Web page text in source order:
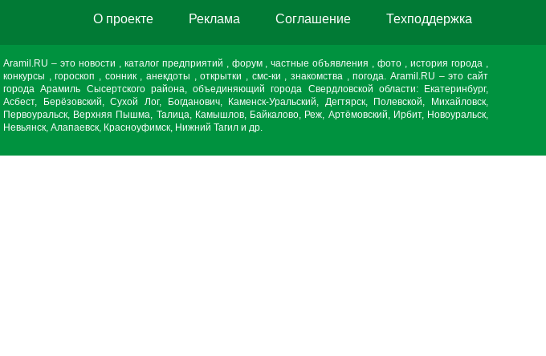
О проекте Реклама Cоглашение Техподдержка
Aramil.RU – это новости , каталог предприятий , форум , частные объявления , фото , история города ,
конкурсы , гороскоп , сонник , анекдоты , открытки , смс-ки , знакомства , погода. Aramil.RU – это сайт
города Арамиль Сысертского района, объединяющий города Свердловской области: Екатеринбург,
Асбест, Берёзовский, Сухой Лог, Богданович, Каменск-Уральский, Дегтярск, Полевской, Михайловск,
Первоуральск, Верхняя Пышма, Талица, Камышлов, Байкалово, Реж, Артёмовский, Ирбит, Новоуральск,
Невьянск, Алапаевск, Красноуфимск, Нижний Тагил и др.